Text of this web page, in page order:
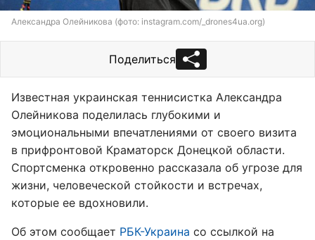
Александра Олейникова (фото: instagram.com/_drones4ua.org)
Поделиться
Известная украинская теннисистка Александра
Олейникова поделилась глубокими и
эмоциональными впечатлениями от своего визита
в прифронтовой Краматорск Донецкой области.
Спортсменка откровенно рассказала об угрозе для
жизни, человеческой стойкости и встречах,
которые ее вдохновили.
Об этом сообщает РБК-Украина со ссылкой на